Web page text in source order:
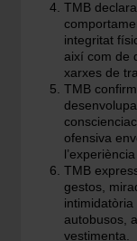
TMB
integritat
així com de
xarxes de
TMB
ofensiva
TMB
gestos,
autobusos,
vestimenta.